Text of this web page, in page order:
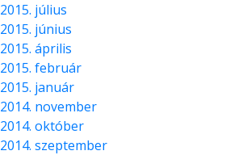
2015. július
2015. június
2015. április
2015. február
2015. január
2014. november
2014. október
2014. szeptember